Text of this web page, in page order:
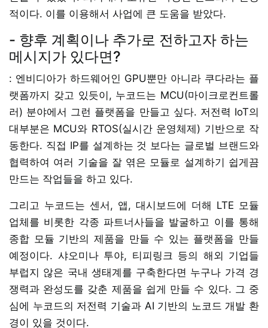
적이다. 이를 이용해서 사업에 큰 도움을 받았다.
- 향후 계획이나 추가로 전하고자 하는
메시지가 있다면?
: 엔비디아가 하드웨어인 GPU뿐만 아니라 쿠다라는 플
랫폼까지 갖고 있듯이, 누코드는 MCU(마이크로컨트롤
러) 분야에서 그런 플랫폼을 만들고 싶다. 저전력 IoT의
대부분은 MCU와 RTOS(실시간 운영체제) 기반으로 작
동한다. 직접 IP를 설계하는 것 보다는 글로벌 브랜드와
협력하여 여러 기술을 잘 엮은 모듈로 설계하기 쉽게끔
만드는 작업들을 하고 있다.
그리고 누코드는 센서, 앱, 대시보드에 더해 LTE 모듈
업체를 비롯한 각종 파트너사들을 발굴하고 이를 통해
종합 모듈 기반의 제품을 만들 수 있는 플랫폼을 만들
예정이다. 샤오미나 투야, 티피링크 등의 해외 기업들
부럽지 않은 국내 생태계를 구축한다면 누구나 가격 경
쟁력과 완성도를 갖춘 제품을 쉽게 만들 수 있다. 그 중
심에 누코드의 저전력 기술과 AI 기반의 노코드 개발 환
경이 있을 것이다.